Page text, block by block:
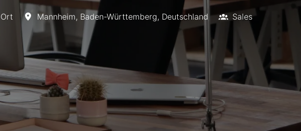
Mannheim, Baden-Württemberg, Deutschland Sales